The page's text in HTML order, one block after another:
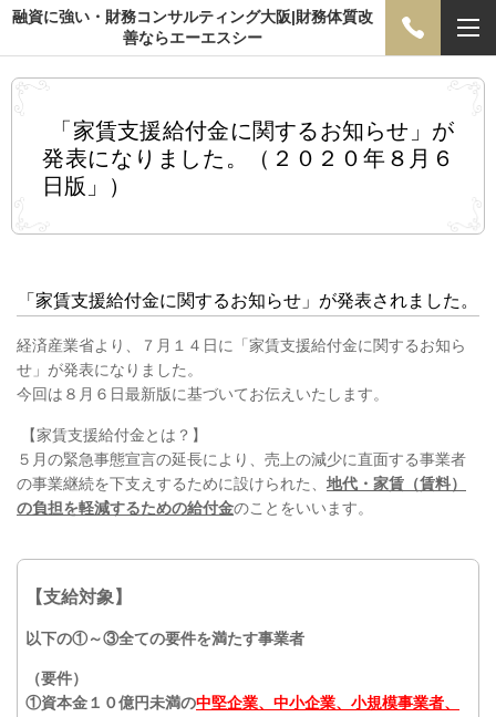
融資に強い・財務コンサルティング大阪|財務体質改
善ならエーエスシー
「家賃支援給付金に関するお知らせ」が
発表になりました。（２０２０年８月６
日版」）
「家賃支援給付金に関するお知らせ」が発表されました。
経済産業省より、７月１４日に「家賃支援給付金に関するお知ら
せ」が発表になりました。
今回は８月６日最新版に基づいてお伝えいたします。
【家賃支援給付金とは？】
５月の緊急事態宣言の延長により、売上の減少に直面する事業者
の事業継続を下支えするために設けられた、 地代・家賃（賃料）
の負担を軽減するための給付金のことをいいます。
【支給対象】
以下の①～③全ての要件を満たす事業者
（要件）
①資本金１０億円未満の中堅企業、中小企業、小規模事業者、